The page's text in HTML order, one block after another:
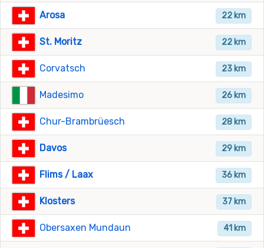
22 km
Arosa
22 km
St. Moritz
23 km
Corvatsch
26 km
Madesimo
28 km
Chur-Brambrüesch
29 km
Davos
36 km
Flims / Laax
37 km
Klosters
41 km
Obersaxen Mundaun